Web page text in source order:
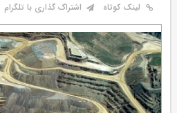
لینک کوتاه
اشتراک گذاری با تلگرام